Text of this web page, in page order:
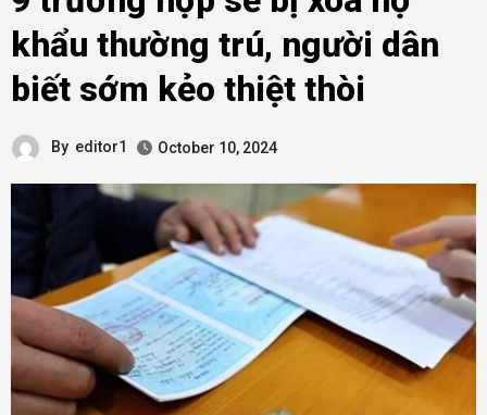
khẩu thường trú, người dân
biết sớm kẻo thiệt thòi
By editor1 October 10, 2024